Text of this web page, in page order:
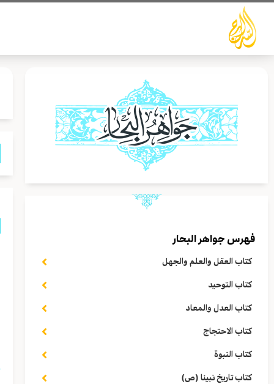
تخطي
المحتوى
فهرس جواهر البحار
كتاب العقل والعلم والجهل
كتاب التوحيد
كتاب العدل والمعاد
كتاب الاحتجاج
كتاب النبوة
كتاب تاريخ نبينا (ص)